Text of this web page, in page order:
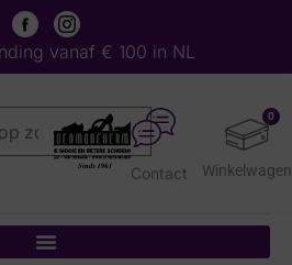
vanaf € 100 in NL
0
Contact